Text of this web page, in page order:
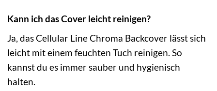
Kann ich das Cover leicht reinigen?
Ja, das Cellular Line Chroma Backcover lässt sich
leicht mit einem feuchten Tuch reinigen. So
kannst du es immer sauber und hygienisch
halten.